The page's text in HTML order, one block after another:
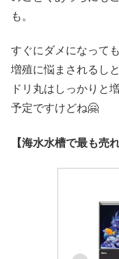
も。
すぐにダメになって
増殖に悩まされるし
ドリ丸はしっかりと
予定ですけどね🤗
【海水水槽で最も売